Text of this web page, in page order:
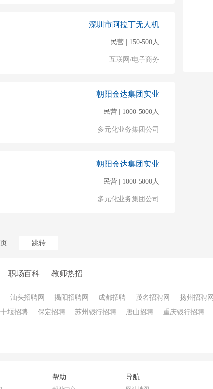
深圳市阿拉丁无人机
民营 | 150-500人
互联网/电子商务
朝阳金达集团实业
民营 | 1000-5000人
多元化业务集团公司
朝阳金达集团实业
民营 | 1000-5000人
多元化业务集团公司
页 跳转
职场百科 教师热招
汕头招聘网 揭阳招聘网 成都招聘 茂名招聘网 扬州招聘网
十堰招聘 保定招聘 苏州银行招聘 唐山招聘 重庆银行招聘
帮助 导航